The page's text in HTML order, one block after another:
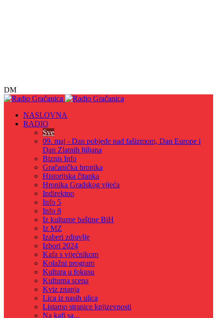
DM
NASLOVNA
RADIO
Sve
09. maj - Dan pobjede nad fašizmom, Dan Europe i
Dan Zlatnih ljiljana
Biznis Info
Gračanička hronika
Historijska čitanka
Hronika Gradskog vijeća
Indirektno
Info 5
Info 8
Iz kulturne baštine BiH
Iz MZ
Izaberi zdravlje
Izbori 2024
Kafa s vijećnikom
Kolažni program
Kultura u fokusu
Kulturna scena
Kviz znanja
Lica iz nasih ulica
Listamo stranice knjizevnosti
Na kafi sa...